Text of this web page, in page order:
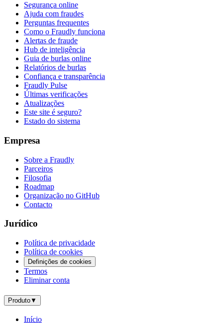
Segurança online
Ajuda com fraudes
Perguntas frequentes
Como o Fraudly funciona
Alertas de fraude
Hub de inteligência
Guia de burlas online
Relatórios de burlas
Confiança e transparência
Fraudly Pulse
Últimas verificações
Atualizações
Este site é seguro?
Estado do sistema
Empresa
Sobre a Fraudly
Parceiros
Filosofia
Roadmap
Organização no GitHub
Contacto
Jurídico
Política de privacidade
Política de cookies
Definições de cookies
Termos
Eliminar conta
Produto▼
Início